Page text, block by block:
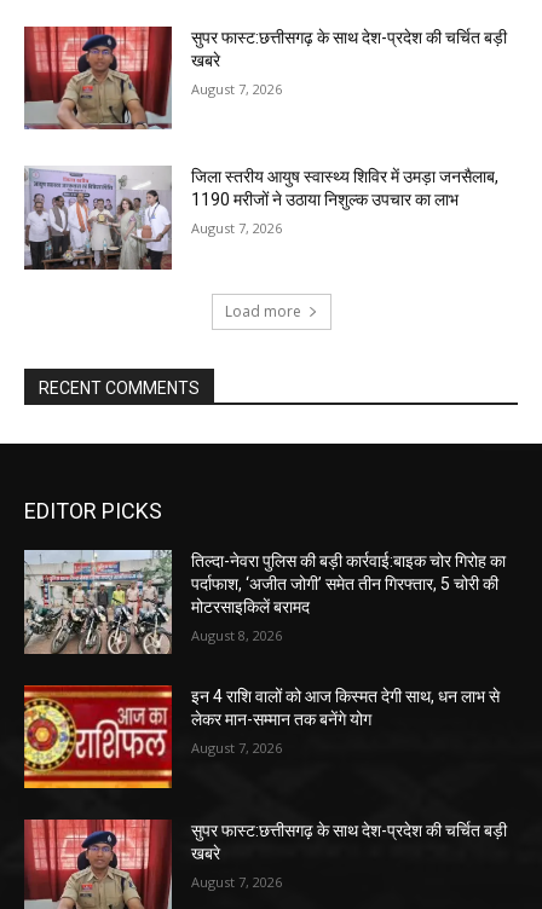
सुपर फास्ट:छत्तीसगढ़ के साथ देश-प्रदेश की चर्चित बड़ी
खबरे
August 7, 2026
जिला स्तरीय आयुष स्वास्थ्य शिविर में उमड़ा जनसैलाब,
1190 मरीजों ने उठाया निशुल्क उपचार का लाभ
August 7, 2026
Load more
RECENT COMMENTS
EDITOR PICKS
तिल्दा-नेवरा पुलिस की बड़ी कार्रवाई:बाइक चोर गिरोह का
पर्दाफाश, ‘अजीत जोगी’ समेत तीन गिरफ्तार, 5 चोरी की
मोटरसाइकिलें बरामद
August 8, 2026
इन 4 राशि वालों को आज किस्मत देगी साथ, धन लाभ से
लेकर मान-सम्मान तक बनेंगे योग
August 7, 2026
सुपर फास्ट:छत्तीसगढ़ के साथ देश-प्रदेश की चर्चित बड़ी
खबरे
August 7, 2026